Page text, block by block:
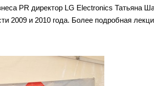
PR директор LG Electronics Татьяна
2009 и 2010 года. Более подробная